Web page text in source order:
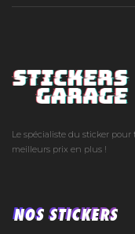
Le spécialiste du sticker
meilleurs prix en plus !
NOS STICKERS